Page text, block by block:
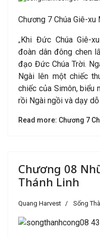
Chương 7 Chúa Giê-xu
„Khi Đức Chúa Giê-
đoàn dân đông chen
đạo Đức Chúa Trời.
Ngài lên một chiếc
chiếc của Simôn, biểu
rồi Ngài ngồi và dạy dỗ
Read more: Chương 7
Chương 08
Thánh Linh
Quang Harvest Sống